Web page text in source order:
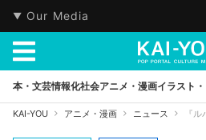
Our Media
本・文芸情報化社会アニメ・漫画イラスト
KAI-YOU アニメ・漫画 ニュース 『